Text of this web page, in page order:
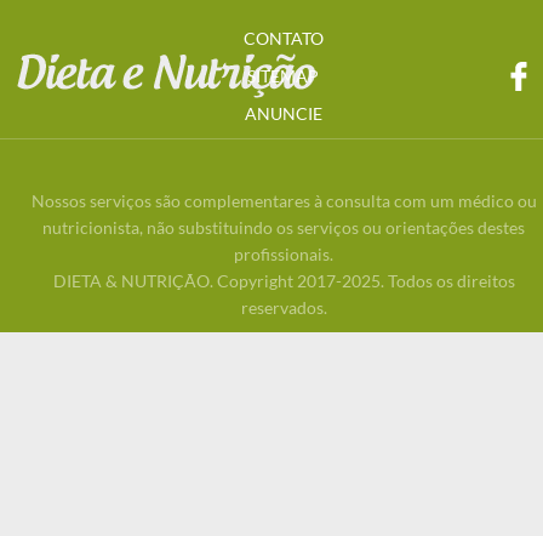
CONTATO
SITEMAP
ANUNCIE
Nossos serviços são complementares à consulta com um médico ou
nutricionista, não substituindo os serviços ou orientações destes
profissionais.
DIETA & NUTRIÇÃO. Copyright 2017-2025. Todos os direitos
reservados.